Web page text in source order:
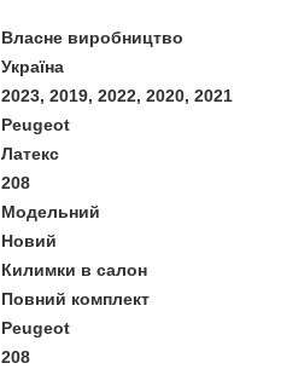
Власне виробництво
Україна
2023, 2019, 2022, 2020, 2021
Peugeot
Латекс
208
Модельний
Новий
Килимки в салон
Повний комплект
Peugeot
208